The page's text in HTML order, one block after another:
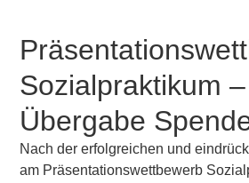
Sozialpraktikum –
Übergabe
Nach der erfolgreichen und
am Präsentationswettbewerb